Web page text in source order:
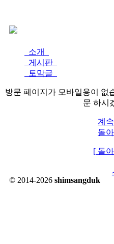
소개
게시판
토막글
방문 페이지가 모바일용이 없
문 하시
계
돌
[ 돌
© 2014-2026 shimsangduk